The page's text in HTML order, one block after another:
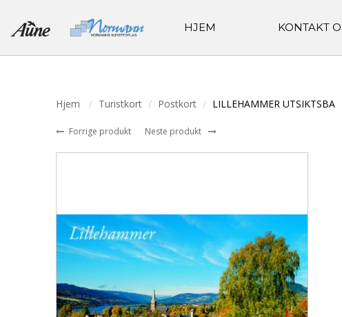
HJEM KONTAKT
Hjem Turistkort Postkort LILLEHAMMER UTSIKTSBA
Forrige produkt Neste produkt